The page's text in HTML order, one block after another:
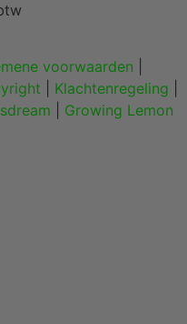
voorwaarden
Klachtenregeling
Growing Lemon